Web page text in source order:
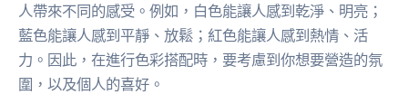
人帶來不同的感受。例如，白色能讓人感到乾淨、明亮；
藍色能讓人感到平靜、放鬆；紅色能讓人感到熱情、活
力。因此，在進行色彩搭配時，要考慮到你想要營造的氛
圍，以及個人的喜好。